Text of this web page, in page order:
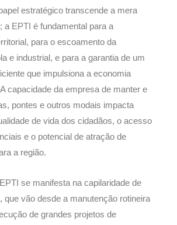
estratégico transcende a mera
a EPTI é fundamental para a
para o escoamento da
e industrial, e para a garantia de um
que impulsiona a economia
capacidade da empresa de manter e
pontes e outros modais impacta
de vida dos cidadãos, o acesso
e o potencial de atração de
a região.
se manifesta na capilaridade de
que vão desde a manutenção rotineira
de grandes projetos de